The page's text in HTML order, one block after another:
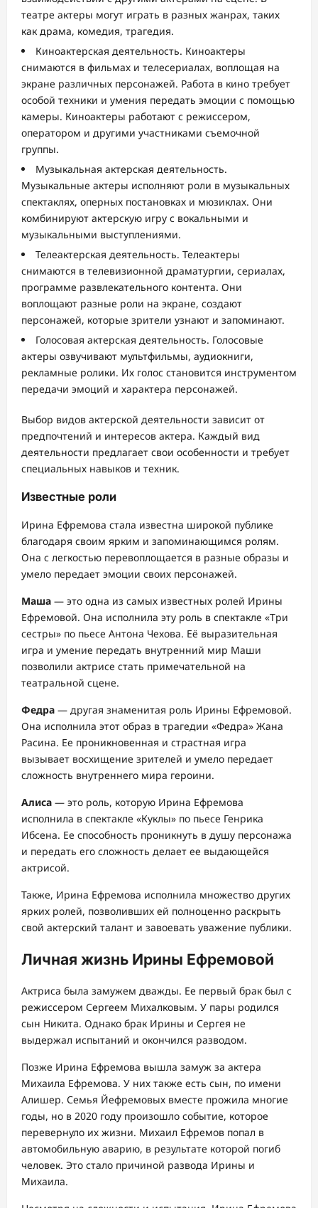
театре актеры могут играть в разных жанрах, таких
как драма, комедия, трагедия.
Киноактерская деятельность. Киноактеры
снимаются в фильмах и телесериалах, воплощая на
экране различных персонажей. Работа в кино требует
особой техники и умения передать эмоции с помощью
камеры. Киноактеры работают с режиссером,
оператором и другими участниками съемочной
группы.
Музыкальная актерская деятельность.
Музыкальные актеры исполняют роли в музыкальных
спектаклях, оперных постановках и мюзиклах. Они
комбинируют актерскую игру с вокальными и
музыкальными выступлениями.
Телеактерская деятельность. Телеактеры
снимаются в телевизионной драматургии, сериалах,
программе развлекательного контента. Они
воплощают разные роли на экране, создают
персонажей, которые зрители узнают и запоминают.
Голосовая актерская деятельность. Голосовые
актеры озвучивают мультфильмы, аудиокниги,
рекламные ролики. Их голос становится инструментом
передачи эмоций и характера персонажей.
Выбор видов актерской деятельности зависит от
предпочтений и интересов актера. Каждый вид
деятельности предлагает свои особенности и требует
специальных навыков и техник.
Известные роли
Ирина Ефремова стала известна широкой публике
благодаря своим ярким и запоминающимся ролям.
Она с легкостью перевоплощается в разные образы и
умело передает эмоции своих персонажей.
Маша — это одна из самых известных ролей Ирины
Ефремовой. Она исполнила эту роль в спектакле «Три
сестры» по пьесе Антона Чехова. Её выразительная
игра и умение передать внутренний мир Маши
позволили актрисе стать примечательной на
театральной сцене.
Федра — другая знаменитая роль Ирины Ефремовой.
Она исполнила этот образ в трагедии «Федра» Жана
Расина. Ее проникновенная и страстная игра
вызывает восхищение зрителей и умело передает
сложность внутреннего мира героини.
Алиса — это роль, которую Ирина Ефремова
исполнила в спектакле «Куклы» по пьесе Генрика
Ибсена. Ее способность проникнуть в душу персонажа
и передать его сложность делает ее выдающейся
актрисой.
Также, Ирина Ефремова исполнила множество других
ярких ролей, позволивших ей полноценно раскрыть
свой актерский талант и завоевать уважение публики.
Личная жизнь Ирины Ефремовой
Актриса была замужем дважды. Ее первый брак был с
режиссером Сергеем Михалковым. У пары родился
сын Никита. Однако брак Ирины и Сергея не
выдержал испытаний и окончился разводом.
Позже Ирина Ефремова вышла замуж за актера
Михаила Ефремова. У них также есть сын, по имени
Алишер. Семья Йефремовых вместе прожила многие
годы, но в 2020 году произошло событие, которое
перевернуло их жизни. Михаил Ефремов попал в
автомобильную аварию, в результате которой погиб
человек. Это стало причиной развода Ирины и
Михаила.